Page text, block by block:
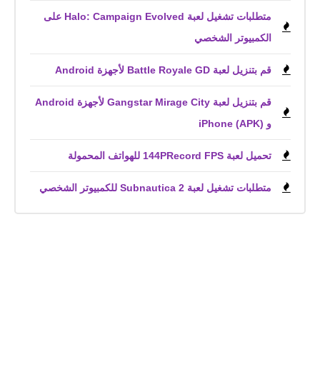
متطلبات تشغيل لعبة Halo: Campaign Evolved على
الكمبيوتر الشخصي
قم بتنزيل لعبة Battle Royale GD لأجهزة Android
قم بتنزيل لعبة Gangstar Mirage City لأجهزة Android
و iPhone (APK)
تحميل لعبة 144PRecord FPS للهواتف المحمولة
متطلبات تشغيل لعبة Subnautica 2 للكمبيوتر الشخصي